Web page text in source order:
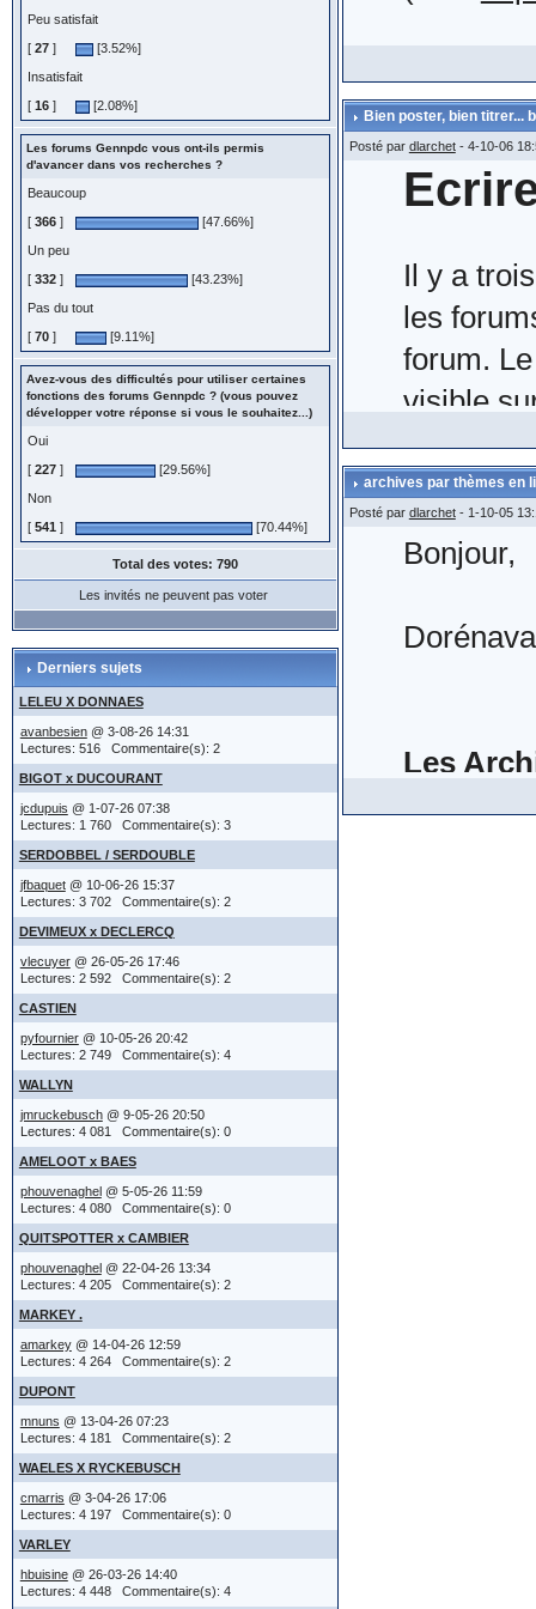
Peu satisfait
[ 27]
[3.52%]
Insatisfait
[ 16] [2.08%]
Les forums Gennpdc vous ont-ils permis
d'avancer dans vos recherches ?
Beaucoup
[ 366]
[47.66%]
Un peu
[ 332]
[43.23%]
Pas du tout
[ 70] [9.11%]
Avez-vous des difficultés pour utiliser certaines
fonctions des forums Gennpdc ? (vous pouvez
développer votre réponse si vous le souhaitez...)
Oui
[ 227]
[29.56%]
Non
[ 541 ] [70.44%]
Total des votes: 790
Les invités ne peuvent pas voter
Derniers sujets
LELEU X DONNAES
avanbesien@ 3-08-26 14:31
Lectures: 516 Commentaire(s): 2
BIGOT x DUCOURANT
jcdupuis @ 1-07-26 07:38
Lectures: 1 760 Commentaire(s): 3
SERDOBBEL / SERDOUBLE
jfbaquet@ 10-06-26 15:37
Lectures: 3 702 Commentaire(s): 2
DEVIMEUX x DECLERCQ
vlecuyer@ 26-05-26 17:46
Lectures: 2 592 Commentaire(s): 2
CASTIEN
pyfournier@ 10-05-26 20:42
Lectures: 2 749 Commentaire(s): 4
WALLYN
jmruckebusch@ 9-05-26 20:50
Lectures: 4 081 Commentaire(s): 0
AMELOOT x BAES
phouvenaghel@ 5-05-26 11:59
Lectures: 4 080 Commentaire(s): 0
QUITSPOTTER x CAMBIER
phouvenaghel@ 22-04-26 13:34
Lectures: 4 205 Commentaire(s): 2
MARKEY .
amarkey@ 14-04-26 12:59
Lectures: 4 264 Commentaire(s): 2
DUPONT
mnuns @ 13-04-26 07:23
Lectures: 4 181 Commentaire(s): 2
WAELES X RYCKEBUSCH
cmarris @ 3-04-26 17:06
Lectures: 4 197 Commentaire(s): 0
VARLEY
hbuisine@ 26-03-26 14:40
Lectures: 4 448 Commentaire(s): 4
la page
gauche)
https://
que
largeur,
Certains
ce lien
Pour
mise en
Il va
http://
Légalité
http://
http://
)
(mise a
et
1°)
plupart
bas de
Boulinguez
c'est ici ...
rubrique 0 =
connaissez
-2-
- titre du
-
- un seul
détiendrait
Inutile de
Pourquoi
de
afin que
utilisez
(IMG:
moment
(IMG:
Bien poster, bien titrer...
Posté par dlarchet- 4-10-06
Il y a
les
forum.
visible
sondage
Lancer
Lors de
sujet,
pour
archives par thèmes en
Posté par dlarchet- 1-10-05
Bonjour,
Les